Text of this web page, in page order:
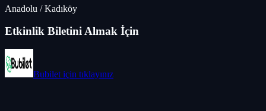
Anadolu /Kadıköy
Etkinlik Biletini Almak İçin
Bubilet için tıklayınız